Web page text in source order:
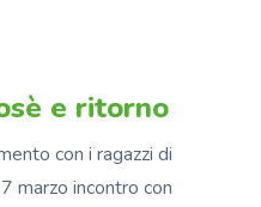
e ritorno
con i ragazzi di
marzo incontro con